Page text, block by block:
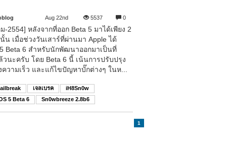
Aug 22nd 5537 0
-2554] หลังจากที่ออก Beta 5 มาได้เพียง 2
น เมื่อช่วงวันเสาร์ที่ผ่านมา Apple ได้
Beta 6 สำหรับนักพัฒนาออกมาเป็นที่
วนะครับ โดย Beta 6 นี้ เน้นการปรับปรุง
ความเร็ว และแก้ไขปัญหาบั๊กต่างๆ ในห...
เจลเบรค
iH8Sn0w
5 Beta 6
Sn0wbreeze 2.8b6
1